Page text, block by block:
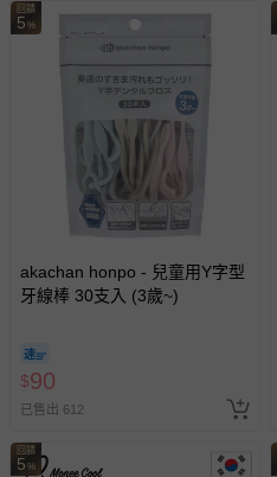
回饋
5 %
akachan honpo - 兒童用Y字型
牙線棒 30支入 (3歲~)
$90
已售出 612
回饋
5 %